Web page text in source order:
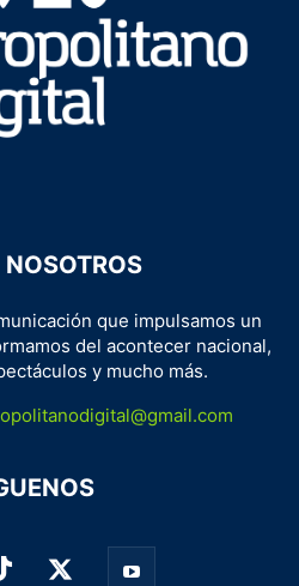
NOSOTROS
que impulsamos un
del acontecer nacional,
y mucho más.